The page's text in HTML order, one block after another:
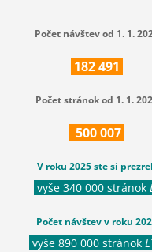
Počet návštev od 1. 1.
182491
Počet stránok od 1. 1.
500007
V roku 2025 ste si
vyše 340 000 stránok
Počet návštev v roku
vyše 890 000 stránok